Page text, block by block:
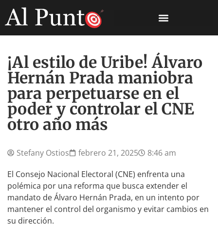
¡Al estilo de Uribe! Álvaro
Hernán Prada maniobra
para perpetuarse en el
poder y controlar el CNE
otro año más
Stefany Ostios febrero 21, 2025
8:46 am
El Consejo Nacional Electoral (CNE) enfrenta una
polémica por una reforma que busca extender el
mandato de Álvaro Hernán Prada, en un intento por
mantener el control del organismo y evitar cambios en
su dirección.